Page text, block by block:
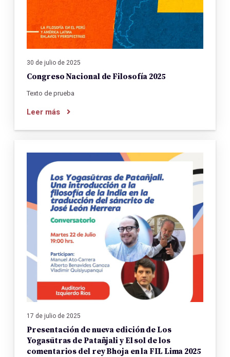
30 de julio de 2025
Congreso Nacional de Filosofía 2025
Texto de prueba
Leer más
17 de julio de 2025
Presentación de nueva edición de Los
Yogasūtras de Patañjali y El sol de los
comentarios del rey Bhoja en la FIL Lima 2025